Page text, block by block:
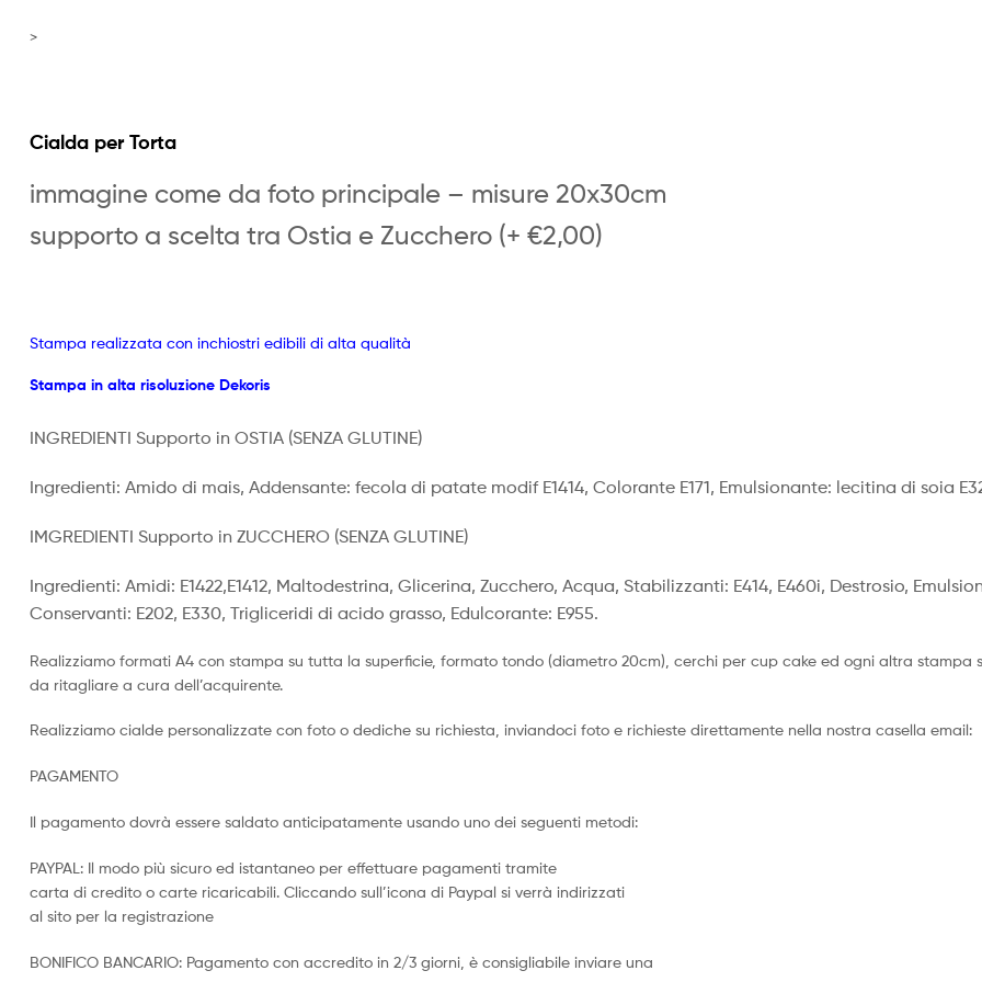
>
Cialda per Torta
immagine come da foto principale – misure 20x30cm
supporto a scelta tra Ostia e Zucchero (+ €2,00)
Stampa realizzata con inchiostri edibili di alta qualità
Stampa in alta risoluzione Dekoris
INGREDIENTI Supporto in OSTIA (SENZA GLUTINE)
Ingredienti: Amido di mais, Addensante: fecola di patate modif E1414, Colorante E171, Emulsionante: lecitina di soia
IMGREDIENTI Supporto in ZUCCHERO (SENZA GLUTINE)
Ingredienti: Amidi: E1422,E1412, Maltodestrina, Glicerina, Zucchero, Acqua, Stabilizzanti: E414, E460i, Destrosio,
Conservanti: E202, E330, Trigliceridi di acido grasso, Edulcorante: E955.
Realizziamo formati A4 con stampa su tutta la superficie, formato tondo (diametro 20cm), cerchi per cup cake ed ogni altra stampa
da ritagliare a cura dell’acquirente.
Realizziamo cialde personalizzate con foto o dediche su richiesta, inviandoci foto e richieste direttamente nella nostra casella email:
PAGAMENTO
Il pagamento dovrà essere saldato anticipatamente usando uno dei seguenti metodi:
PAYPAL: Il modo più sicuro ed istantaneo per effettuare pagamenti tramite
carta di credito o carte ricaricabili. Cliccando sull’icona di Paypal si verrà indirizzati
al sito per la registrazione
BONIFICO BANCARIO: Pagamento con accredito in 2/3 giorni, è consigliabile inviare una